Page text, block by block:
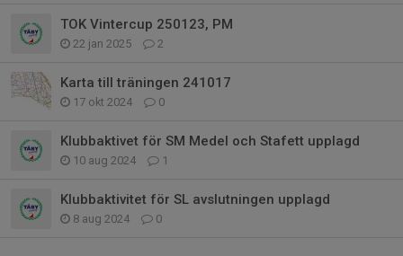
TOK Vintercup 250123, PM
22 jan 2025 2
Karta till träningen 241017
17 okt 2024 0
Klubbaktivet för SM Medel och Stafett upplagd
10 aug 2024 1
Klubbaktivitet för SL avslutningen upplagd
8 aug 2024 0